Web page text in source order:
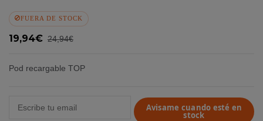
FUERA DE STOCK
19,94€ 24,94€
Pod recargable TOP
Avisame cuando esté en
stock